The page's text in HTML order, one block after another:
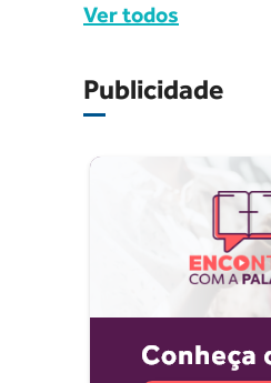
Ver todos
Publicidade